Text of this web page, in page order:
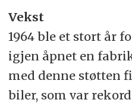
Vekst
1964 ble et stort år
igjen åpnet en
med denne støtten
biler, som var